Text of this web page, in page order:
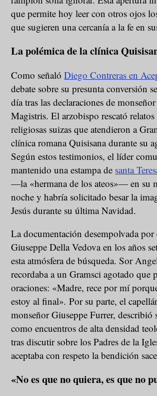
que permite hoy leer con otros ojos
que sugieren una cercanía a la fe en
La polémica de la clínica
Como señalóDiego Contreras en
debate sobre su presunta conversión
día tras las declaraciones de
Magistris. El arzobispo rescató relatos
religiosas suizas que atendieron a
clínica romana Quisisana durante su
Según estos testimonios, el líder
mantenido una estampa de santa
—la «hermana de los ateos»— en su
noche y habría solicitado besar la
Jesús durante su última Navidad.
La documentación desempolvada por
Giuseppe Della Vedova en los años
esta atmósfera de búsqueda. Sor
recordaba a un Gramsci agotado que
oraciones: «Madre, rece por mí
estoy al final». Por su parte, el
monseñor Giuseppe Furrer, describió
como encuentros de alta densidad
tras discutir sobre los Padres de la
aceptaba con respeto la bendición
«No es que no quiera, es que no